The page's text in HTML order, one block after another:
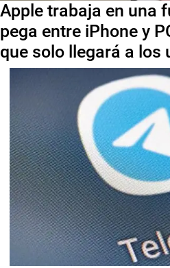
Apple trabaja en una
pega entre iPhone y
que solo llegará a los